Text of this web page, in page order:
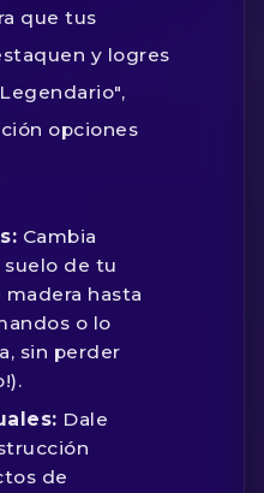
que tus
y logres
opciones
Cambia
de tu
madera hasta
o lo
sin perder
Dale
de